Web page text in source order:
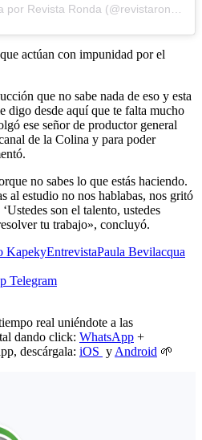
Una publicación compartida por Revista Ronda (@revistaronda)
actúan con impunidad por el
que no sabe nada de eso y esta
digo desde aquí que te falta mucho
ese señor de productor general
de la Colina y para poder
no sabes lo que estás haciendo.
al estudio no nos hablabas, nos gritó
son el talento, ustedes
tu trabajo», concluyó.
KapekyEntrevistaPaula Bevilacqua
Telegram
real uniéndote a las
dando click: WhatsApp +
descárgala: iOS yAndroid 🌱